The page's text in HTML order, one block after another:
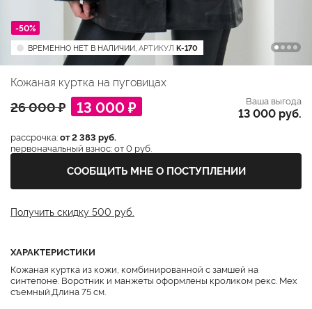
-50%
ВРЕМЕННО НЕТ В НАЛИЧИИ, АРТИКУЛ K-170
Кожаная куртка на пуговицах
26 000 ₽ 13 000 ₽ Ваша выгода
13 000 руб.
рассрочка:от 2 383 руб.
первоначальный взнос: от 0 руб.
СООБЩИТЬ МНЕ О ПОСТУПЛЕНИИ
Получить скидку 500 руб.
ХАРАКТЕРИСТИКИ
Кожаная куртка из кожи, комбинированной с замшей на
синтепоне. Воротник и манжеты оформлены кроликом рекс. Мех
съемный.Длина 75 см.